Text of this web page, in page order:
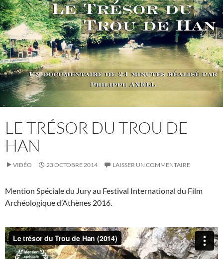
LE TRÉSOR DU TROU DE
HAN
VIDÉO 23 OCTOBRE 2014 LAISSER UN COMMENTAIRE
Mention Spéciale du Jury au Festival International du Film
Archéologique d’Athènes 2016.